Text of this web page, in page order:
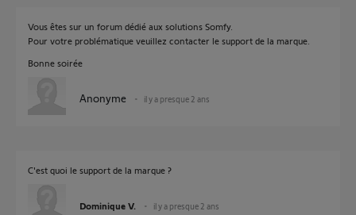
Vous êtes sur un forum dédié aux solutions Somfy.
Pour votre problématique veuillez contacter le support de la marque.
Bonne soirée
Anonyme il y a presque 2 ans
C'est quoi le support de la marque ?
Dominique V. il y a presque 2 ans